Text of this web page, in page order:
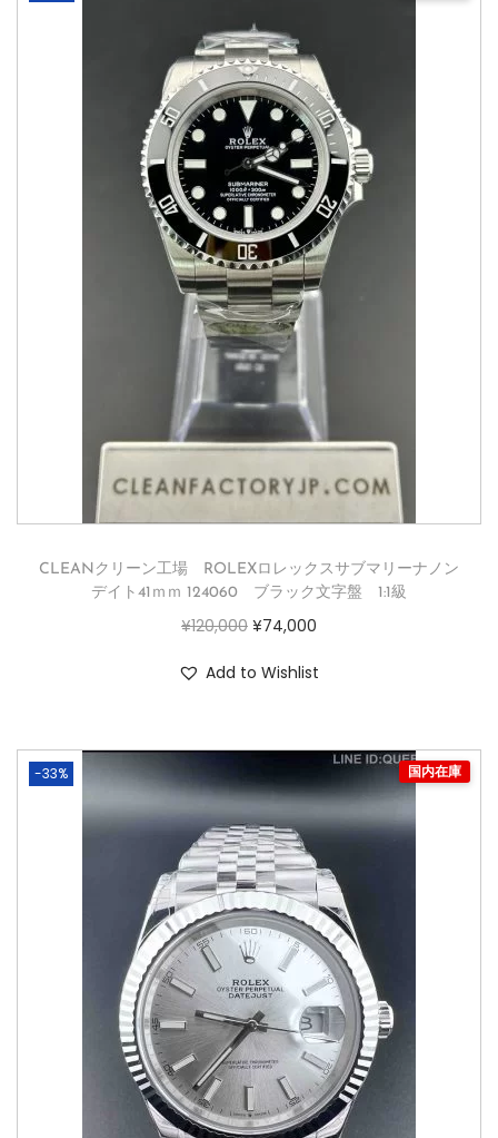
CLEANクリーン工場 ROLEXロレックスサブマリーナノン
デイト41ｍｍ 124060 ブラック文字盤 1:1級
¥120,000 ¥74,000
Add to Wishlist
国内在庫
-33%